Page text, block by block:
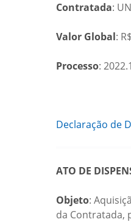
Contratada:
Valor Global:
Processo:
Declaração de
ATO DE
Objeto:
da Contratada,